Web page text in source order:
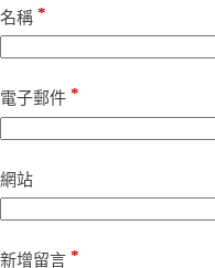
名稱 *
電子郵件 *
網站
新增留言 *